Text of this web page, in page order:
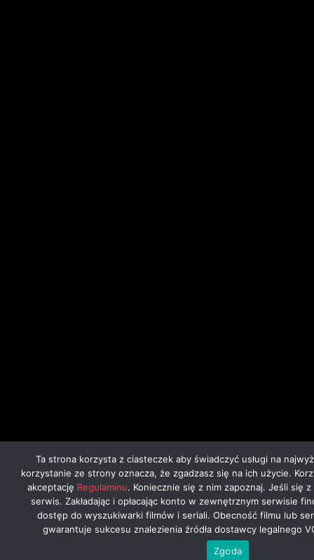
Ta strona korzysta z ciasteczek aby świadczyć usługi na
korzystanie ze strony oznacza, że zgadzasz się na ich użycie.
akceptację Regulaminu. Koniecznie się z nim zapoznaj. Jeśli się
serwis. Zakładając i opłacając konto w zewnętrznym serwisie
dostęp do wyszukiwarki filmów i seriali. Obecność filmu lub
gwarantuje sukcesu znalezienia źródła dostawcy legalnego
Zgoda